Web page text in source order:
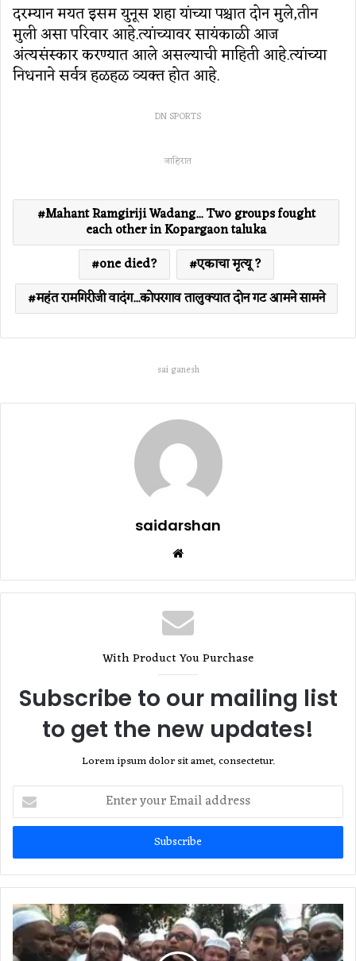
दरम्यान मयत इसम युनूस शहा यांच्या पश्चात दोन मुले,तीन
मुली असा परिवार आहे.त्यांच्यावर सायंकाळी आज
अंत्यसंस्कार करण्यात आले असल्याची माहिती आहे.त्यांच्या
निधनाने सर्वत्र हळहळ व्यक्त होत आहे.
DN SPORTS
जाहिरात
Mahant Ramgiriji Wadang... Two groups fought
each other in Kopargaon taluka
one died?
एकाचा मृत्यू ?
महंत रामगिरीजी वादंग...कोपरगाव तालुक्यात दोन गट आमने सामने
sai ganesh
saidarshan
With Product You Purchase
Subscribe to our mailing list
to get the new updates!
Lorem ipsum dolor sit amet, consectetur.
Enter
your
Email